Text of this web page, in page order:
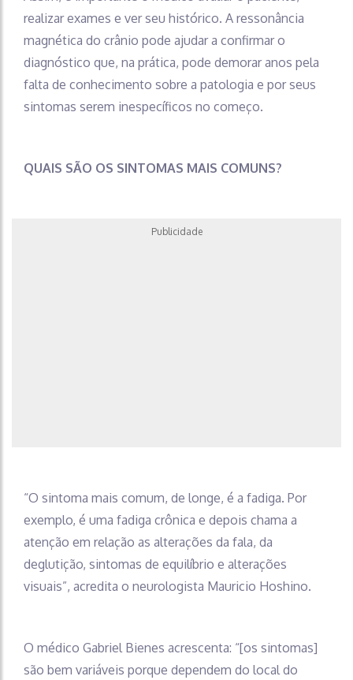
realizar exames e ver seu histórico. A ressonância
magnética do crânio pode ajudar a confirmar o
diagnóstico que, na prática, pode demorar anos pela
falta de conhecimento sobre a patologia e por seus
sintomas serem inespecíficos no começo.
QUAIS SÃO OS SINTOMAS MAIS COMUNS?
Publicidade
“O sintoma mais comum, de longe, é a fadiga. Por
exemplo, é uma fadiga crônica e depois chama a
atenção em relação as alterações da fala, da
deglutição, sintomas de equilíbrio e alterações
visuais”, acredita o neurologista Mauricio Hoshino.
O médico Gabriel Bienes acrescenta: “[os sintomas]
são bem variáveis porque dependem do local do